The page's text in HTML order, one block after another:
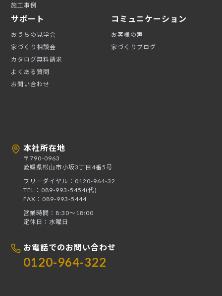
施工事例
サポート
おうちの見学会
家づくり相談会
カタログ無料請求
よくある質問
お問い合わせ
コミュニケーション
お客様の声
家づくりブログ
本社所在地
〒790-0963
愛媛県松山市小坂3丁目4番5号
フリーダイヤル：0120-964-32
TEL：089-993-5454(代)
FAX：089-993-5444
営業時間：8:30〜18:00
定休日：水曜日
お電話でのお問い合わせ
0120-964-322